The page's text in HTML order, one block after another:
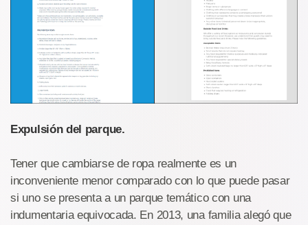
Expulsión del parque.
Tener que cambiarse de ropa realmente es un
inconveniente menor comparado con lo que puede pasar
si uno se presenta a un parque temático con una
indumentaria equivocada. En 2013, una familia alegó que